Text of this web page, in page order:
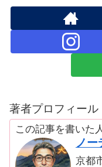
著者プロフィール
この記事を書いた
ノー
京都